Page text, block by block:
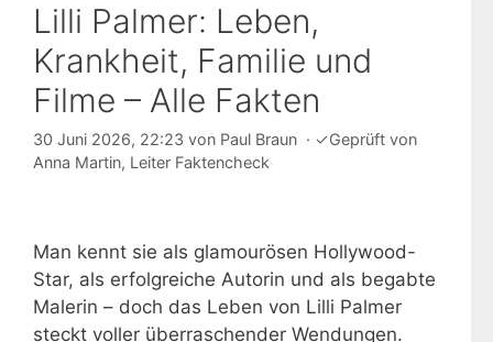
Lilli Palmer: Leben,
Krankheit, Familie und
Filme – Alle Fakten
30 Juni 2026, 22:23 von Paul Braun · ✓Geprüft von
Anna Martin, Leiter Faktencheck
Man kennt sie als glamourösen Hollywood-
Star, als erfolgreiche Autorin und als begabte
Malerin – doch das Leben von Lilli Palmer
steckt voller überraschender Wendungen.